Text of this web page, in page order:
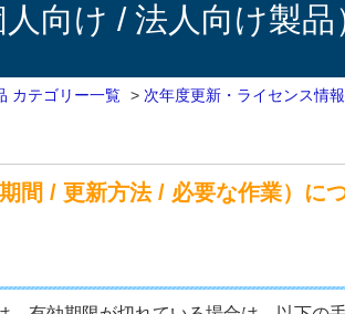
向け / 法人向け製品
カテゴリー一覧 > 次年度更新・ライセンス情報
間 / 更新方法 / 必要な作業）に